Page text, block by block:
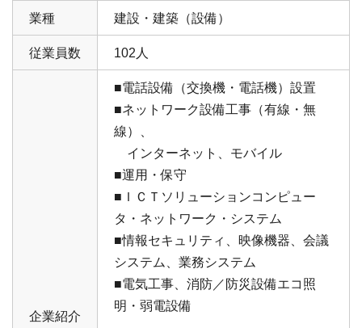
業種 建設・建築（設備）
従業員数 102人
企業紹介
■電話設備（交換機・電話機）設置
■ネットワーク設備工事（有線・無
線）、
インターネット、モバイル
■運用・保守
■ＩＣＴソリューションコンピュー
タ・ネットワーク・システム
■情報セキュリティ、映像機器、会議
システム、業務システム
■電気工事、消防／防災設備エコ照
明・弱電設備